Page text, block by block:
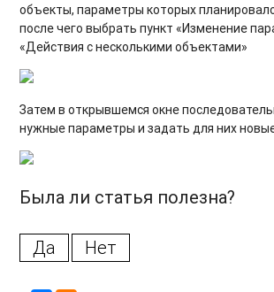
объекты, параметры которых
после чего выбрать пункт «Изменение
«Действия с несколькими объектами»
Затем в открывшемся окне
нужные параметры и задать для них
Была ли статья полезна?
Да Нет